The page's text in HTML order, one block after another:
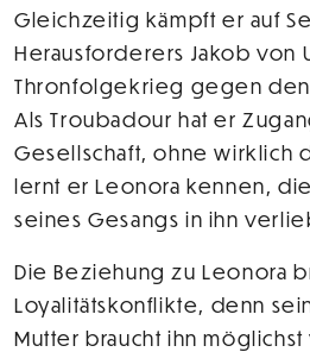
Gleichzeitig kämpft er auf
Herausforderers Jakob von
Thronfolgekrieg gegen
Als Troubadour hat er
Gesellschaft, ohne wirklich
lernt er Leonora kennen,
seines Gesangs in ihn
Die Beziehung zu Leonora
Loyalitätskonflikte, denn
Mutter braucht ihn